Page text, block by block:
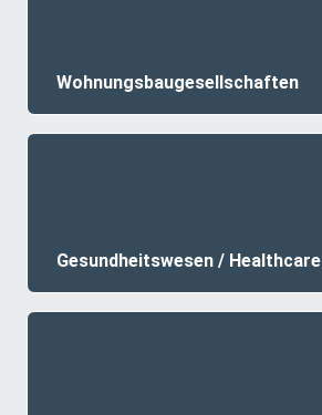
Wohnungsbaugesellschaften
Gesundheitswesen / Healthcare